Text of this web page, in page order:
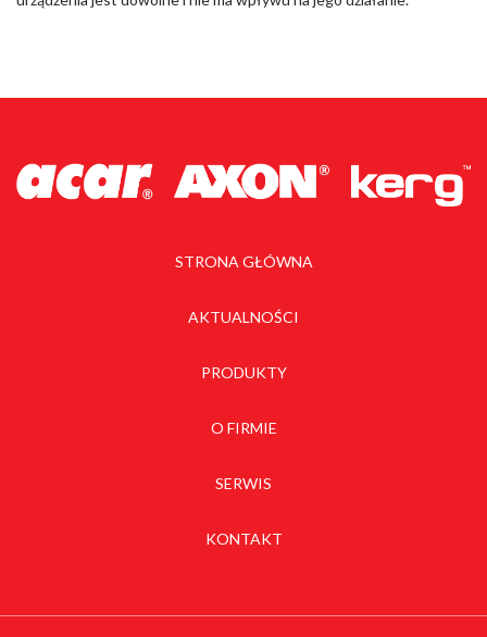
STRONA GŁÓWNA
AKTUALNOŚCI
PRODUKTY
O FIRMIE
SERWIS
KONTAKT